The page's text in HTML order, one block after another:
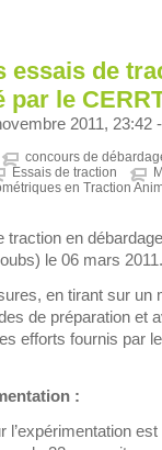
essais de
par le
2011, 23:42
concours de
Essais de traction
en Traction
en
le 06 mars 2011.
en tirant sur un
de préparation et
efforts fournis par
:
l’expérimentation